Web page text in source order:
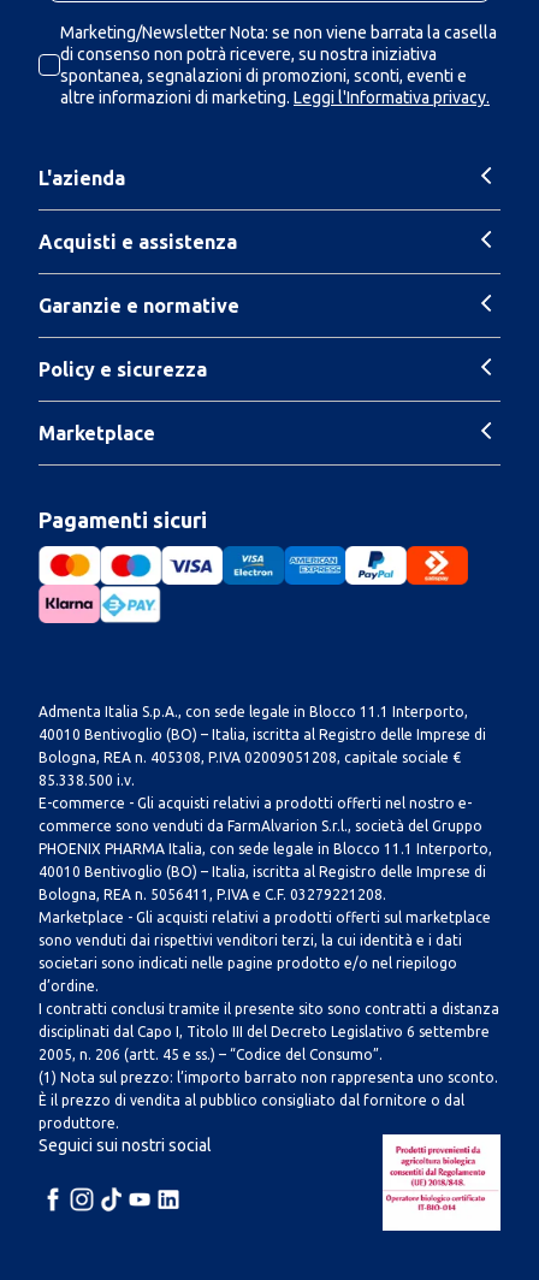
Marketing/Newsletter Nota: se non viene barrata la casella
di consenso non potrà ricevere, su nostra iniziativa
spontanea, segnalazioni di promozioni, sconti, eventi e
altre informazioni di marketing. Leggi l'Informativa privacy.
L'azienda
Acquisti e assistenza
Garanzie e normative
Policy e sicurezza
Marketplace
Pagamenti sicuri
Admenta Italia S.p.A., con sede legale in Blocco 11.1 Interporto,
40010 Bentivoglio (BO) – Italia, iscritta al Registro delle Imprese di
Bologna, REA n. 405308, P.IVA 02009051208, capitale sociale €
85.338.500 i.v.
E-commerce - Gli acquisti relativi a prodotti offerti nel nostro e-
commerce sono venduti da FarmAlvarion S.r.l., società del Gruppo
PHOENIX PHARMA Italia, con sede legale in Blocco 11.1 Interporto,
40010 Bentivoglio (BO) – Italia, iscritta al Registro delle Imprese di
Bologna, REA n. 5056411, P.IVA e C.F. 03279221208.
Marketplace - Gli acquisti relativi a prodotti offerti sul marketplace
sono venduti dai rispettivi venditori terzi, la cui identità e i dati
societari sono indicati nelle pagine prodotto e/o nel riepilogo
d’ordine.
I contratti conclusi tramite il presente sito sono contratti a distanza
disciplinati dal Capo I, Titolo III del Decreto Legislativo 6 settembre
2005, n. 206 (artt. 45 e ss.) – “Codice del Consumo”.
(1) Nota sul prezzo: l’importo barrato non rappresenta uno sconto.
È il prezzo di vendita al pubblico consigliato dal fornitore o dal
produttore.
Seguici sui nostri social